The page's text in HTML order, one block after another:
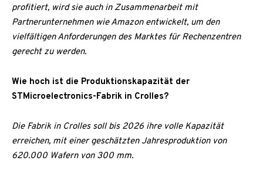
profitiert, wird sie auch in Zusammenarbeit mit
Partnerunternehmen wie Amazon entwickelt, um den
vielfältigen Anforderungen des Marktes für Rechenzentren
gerecht zu werden.
Wie hoch ist die Produktionskapazität der
STMicroelectronics-Fabrik in Crolles?
Die Fabrik in Crolles soll bis 2026 ihre volle Kapazität
erreichen, mit einer geschätzten Jahresproduktion von
620.000 Wafern von 300 mm.